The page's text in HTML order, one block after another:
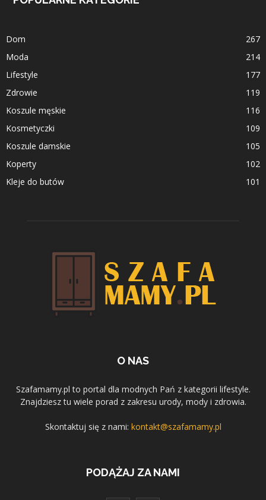
Dom
267
Moda
214
Lifestyle
177
Zdrowie
119
Koszule męskie
116
Kosmetyczki
109
Koszule damskie
105
Koperty
102
Kleje do butów
101
O NAS
Szafamamy.pl to portal dla modnych Pań z kategorii lifestyle.
Znajdziesz tu wiele porad z zakresu urody, mody i zdrowia.
Skontaktuj się z nami: kontakt@szafamamy.pl
PODĄŻAJ ZA NAMI